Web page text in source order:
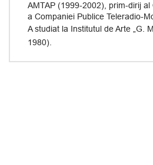
AMTAP (1999-2002), prim-dirij
a Companiei Publice Teleradio-
A studiat la Institutul de Arte „G.
1980).